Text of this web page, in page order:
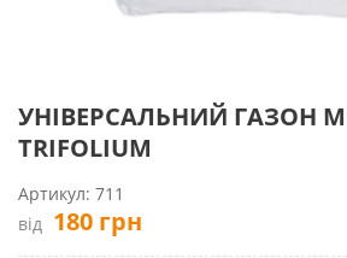
УНІВЕРСАЛЬНИЙ ГАЗОН
TRIFOLIUM
Артикул: 711
від 180 грн